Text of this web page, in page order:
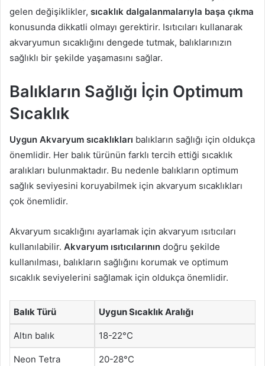
gelen değişiklikler, sıcaklık dalgalanmalarıyla başa çıkma
konusunda dikkatli olmayı gerektirir. Isıtıcıları kullanarak
akvaryumun sıcaklığını dengede tutmak, balıklarınızın
sağlıklı bir şekilde yaşamasını sağlar.
Balıkların Sağlığı İçin Optimum
Sıcaklık
Uygun Akvaryum sıcaklıkları balıkların sağlığı için oldukça
önemlidir. Her balık türünün farklı tercih ettiği sıcaklık
aralıkları bulunmaktadır. Bu nedenle balıkların optimum
sağlık seviyesini koruyabilmek için akvaryum sıcaklıkları
çok önemlidir.
Akvaryum sıcaklığını ayarlamak için akvaryum ısıtıcıları
kullanılabilir. Akvaryum ısıtıcılarının doğru şekilde
kullanılması, balıkların sağlığını korumak ve optimum
sıcaklık seviyelerini sağlamak için oldukça önemlidir.
Balık Türü Uygun Sıcaklık Aralığı
Altın balık 18-22°C
Neon Tetra 20-28°C